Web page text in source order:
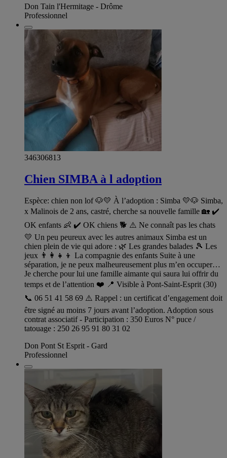
Don Tain l'Hermitage - Drôme
Professionnel
346306813
Chien SIMBA à l adoption
Espèce: chien non lof 🐶💛 À l’adoption : Simba 💛🐶 Simba,
x Malinois de 2 ans, castré, cherche sa nouvelle famille 🏡 ✔️
OK enfants 👶 ✔️ OK chiens 🐕 ⚠️ Ne connaît pas les chats
💛 Un peu peureux avec les autres animaux Simba est un
chien plein de vie qui adore : 🌿 Les grandes balades 🎾 Les
jeux 👨‍👩‍👧‍👦 La compagnie des enfants Suite à une
séparation, je ne peux malheureusement plus m’en occuper…
Je cherche pour lui une famille aimante qui saura lui offrir du
temps et de l’attention ❤️ 📍 Visible à Pont-Saint-Esprit (30)
📞 06 51 41 58 69 ⚠️ Rappel : un certificat d’engagement doit
être signé au moins 7 jours avant l’adoption. Adoption sous
contrat associatif - Participation : 350 Euros N° puce /
tatouage : 250 26 95 91 80 31 02
Don Pont St Esprit - Gard
Professionnel